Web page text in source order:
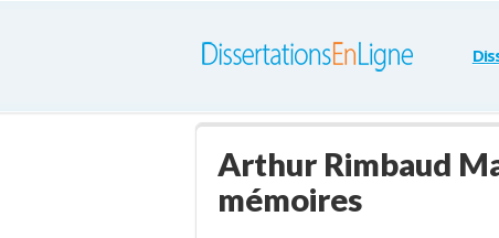
Arthur Rimbaud
mémoires